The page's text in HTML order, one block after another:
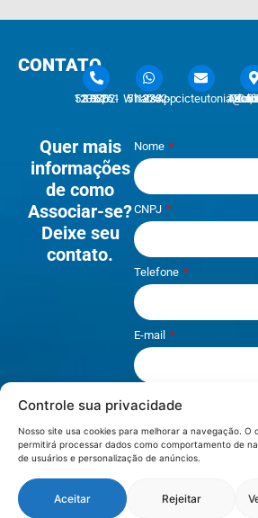
Controle sua privacidade
Nosso site usa cookies para melhorar a navegação. O
permitirá processar dados como comportamento de
de usuários e personalização de anúncios.
Aceitar Rejeitar
CONTATO
51 3762-1233 | 51 3762-1030 51 3762-1233 WhatsApp Rua Um Sul, 77 - Centro
Quer mais
informações
de como
Associar-se?
Deixe seu
contato.
Nome
CNPJ
Telefone
E-mail
Li e aceito os termos
Privacidade